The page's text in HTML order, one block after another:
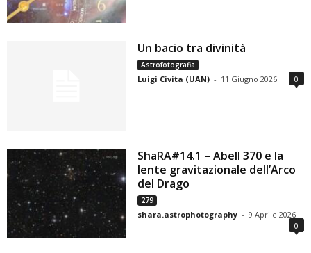
Un bacio tra divinità
Astrofotografia
Luigi Civita (UAN) - 11 Giugno 2026 0
ShaRA#14.1 – Abell 370 e la
lente gravitazionale dell’Arco
del Drago
279
shara.astrophotography - 9 Aprile 2026
0